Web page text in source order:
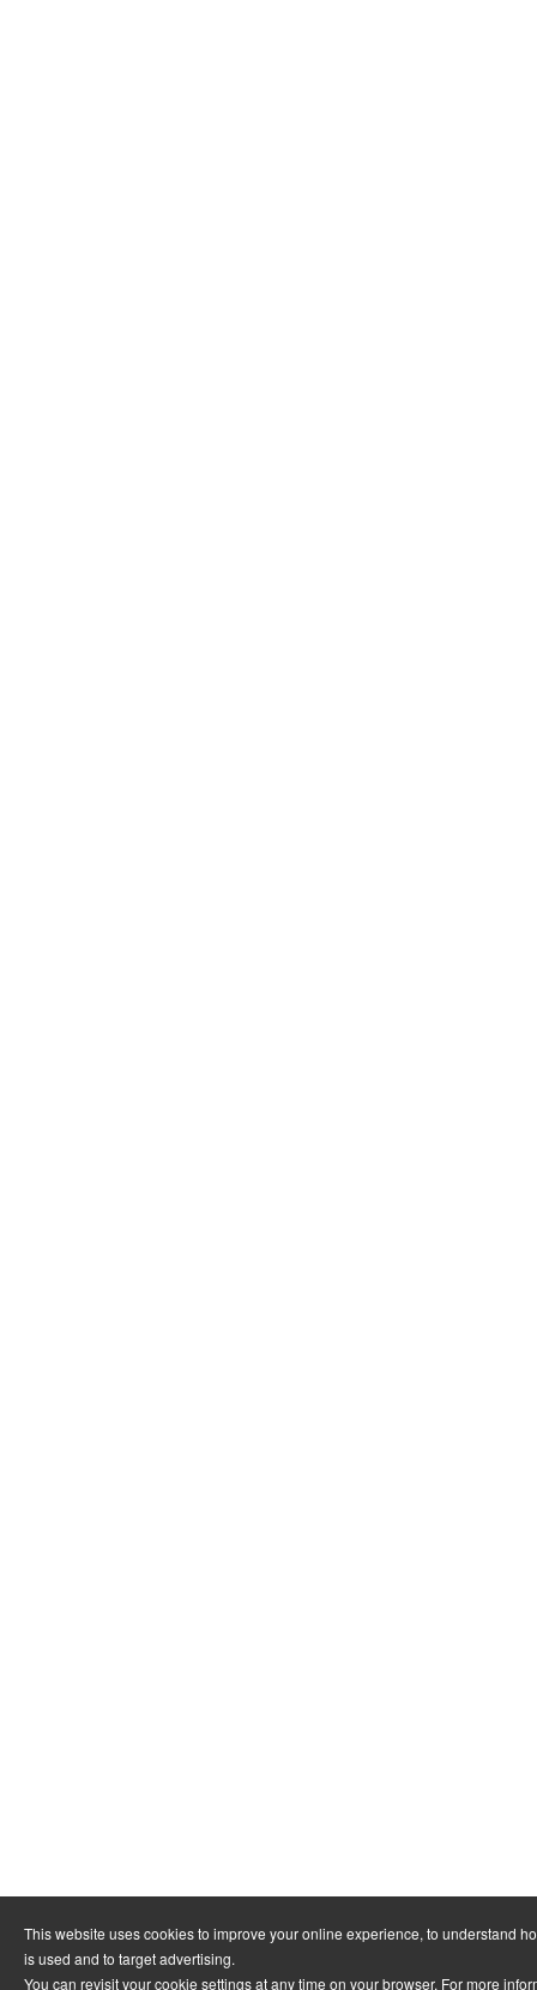
This website uses cookies to improve your online experience, to understand
is used and to target advertising.
You can revisit your cookie settings at any time on your browser. For more